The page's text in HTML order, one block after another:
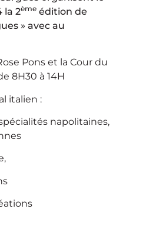
la 2ème édition de
» avec au
Pons et la Cour du
8H30 à 14H
italien :
napolitaines,